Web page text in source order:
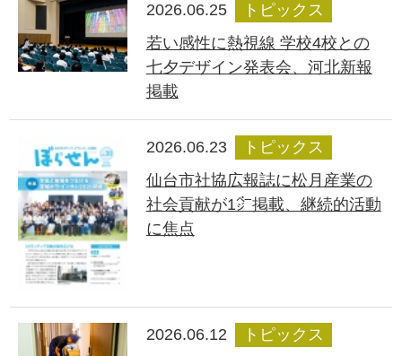
2026.06.25
トピックス
若い感性に熱視線 学校4校との
七夕デザイン発表会、河北新報
掲載
2026.06.23
トピックス
仙台市社協広報誌に松月産業の
社会貢献が1㌻掲載、継続的活動
に焦点
2026.06.12
トピックス